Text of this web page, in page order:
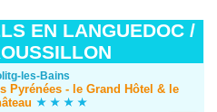
EN LANGUEDOC /
les-Bains
Pyrénées - le Grand Hôtel & le